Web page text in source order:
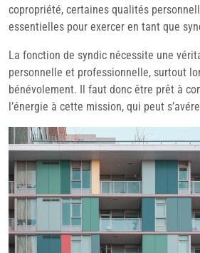
copropriété, certaines qualités
essentielles pour exercer en tant que
La fonction de syndic nécessite une
personnelle et professionnelle, surtout
bénévolement. Il faut donc être prêt à
l’énergie à cette mission, qui peut